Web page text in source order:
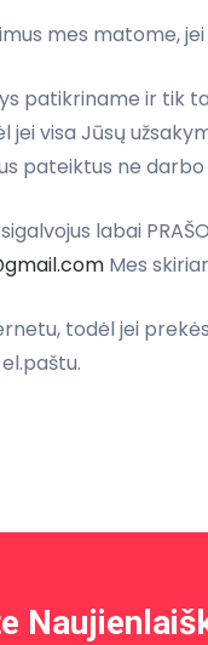
mes matome,
patikriname ir tik
jei visa Jūsų
pateiktus ne
labai
Mes
todėl jei